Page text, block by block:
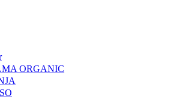
ORGANIC